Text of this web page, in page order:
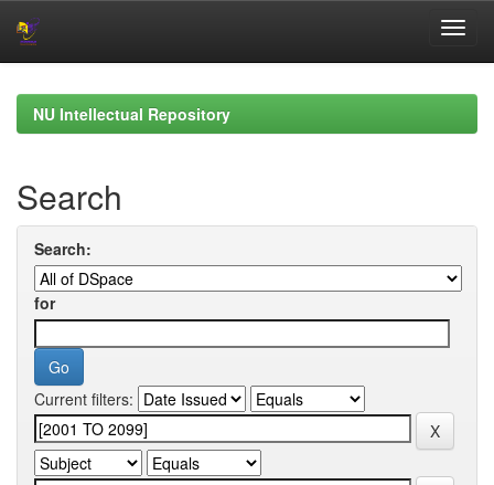
navigationNU Intellectual Repository
Search
Search:
for
Current filters: